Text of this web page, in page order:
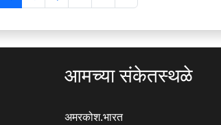
ग
ला
आमच्या संकेतस्थळे
अमरकोश.भारत